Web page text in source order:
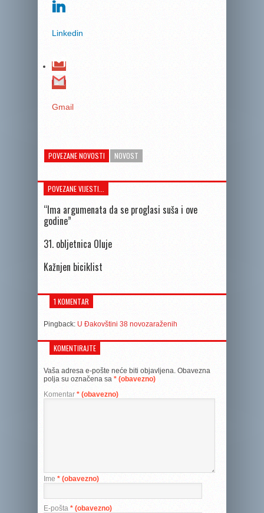
Linkedin
Gmail
POVEZANE NOVOSTI NOVOST
POVEZANE VIJESTI...
“Ima argumenata da se proglasi suša i ove
godine”
31. obljetnica Oluje
Kažnjen biciklist
1 KOMENTAR
Pingback: U Đakovštini 38 novozaraženih
KOMENTIRAJTE
Vaša adresa e-pošte neće biti objavljena. Obavezna
polja su označena sa * (obavezno)
Komentar * (obavezno)
Ime * (obavezno)
E-pošta * (obavezno)